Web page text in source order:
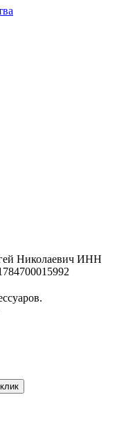
Николаевич ИНН